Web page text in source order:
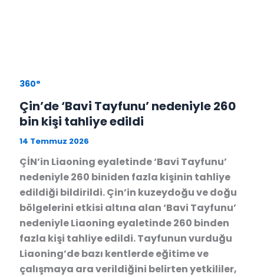
360°
Çin’de ‘Bavi Tayfunu’ nedeniyle 260
bin kişi tahliye edildi
14 Temmuz 2026
ÇİN’in Liaoning eyaletinde ‘Bavi Tayfunu’
nedeniyle 260 biniden fazla kişinin tahliye
edildiği bildirildi. Çin’in kuzeydoğu ve doğu
bölgelerini etkisi altına alan ‘Bavi Tayfunu’
nedeniyle Liaoning eyaletinde 260 binden
fazla kişi tahliye edildi. Tayfunun vurduğu
Liaoning’de bazı kentlerde eğitime ve
çalışmaya ara verildiğini belirten yetkililer,